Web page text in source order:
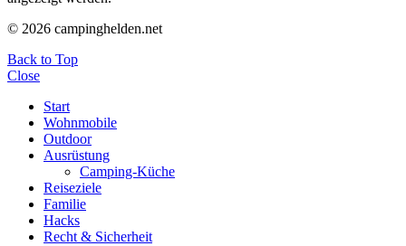
© 2026 campinghelden.net
Back to Top
Close
Start
Wohnmobile
Outdoor
Ausrüstung
Camping-Küche
Reiseziele
Familie
Hacks
Recht & Sicherheit